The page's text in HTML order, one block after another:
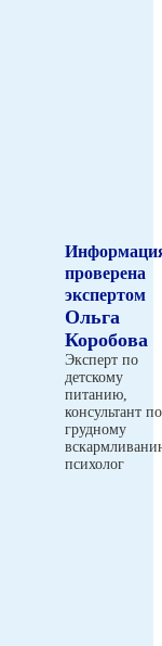
проверена
экспертом
Ольга
Коробова
Эксперт по
детскому
питанию,
консультант по
грудному
психолог